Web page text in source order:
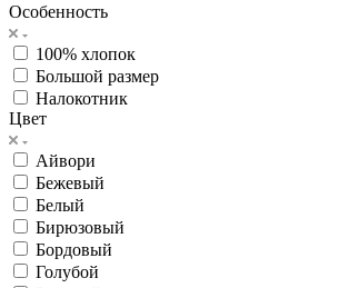
Особенность
100% хлопок
Большой размер
Налокотник
Цвет
Айвори
Бежевый
Белый
Бирюзовый
Бордовый
Голубой